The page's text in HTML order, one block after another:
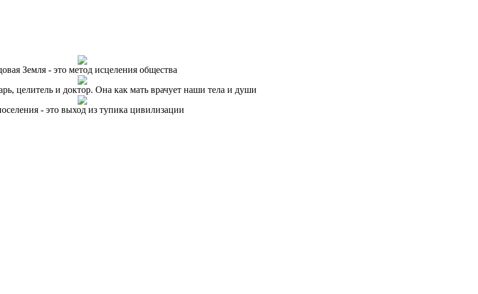
Земля - это метод исцеления общества
целитель и доктор. Она как мать врачует наши тела и души
- это выход из тупика цивилизации